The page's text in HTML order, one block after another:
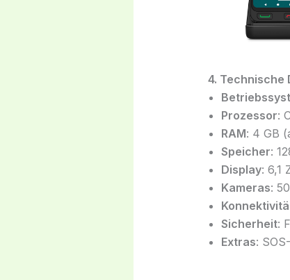
4. Technische
Prozessor:
RAM: 4 GB
Speicher:
Display: 6,1
Kameras:
Sicherheit:
Extras: